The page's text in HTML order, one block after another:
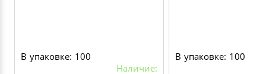
В упаковке: 100
Наличие:
В упаковке: 100